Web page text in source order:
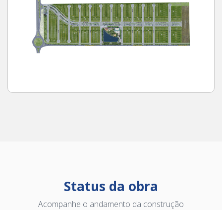
Status da obra
Acompanhe o andamento da construção